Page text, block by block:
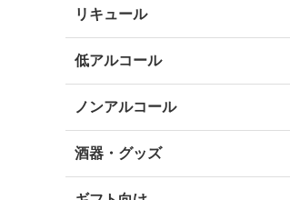
リキュール
低アルコール
ノンアルコール
酒器・グッズ